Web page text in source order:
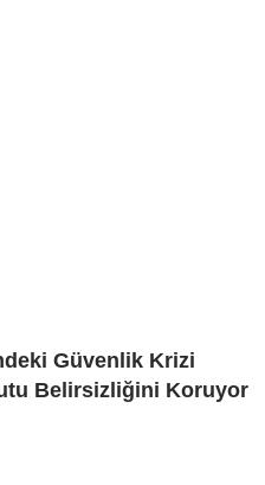
Güvenlik Krizi
Belirsizliğini Koruyor